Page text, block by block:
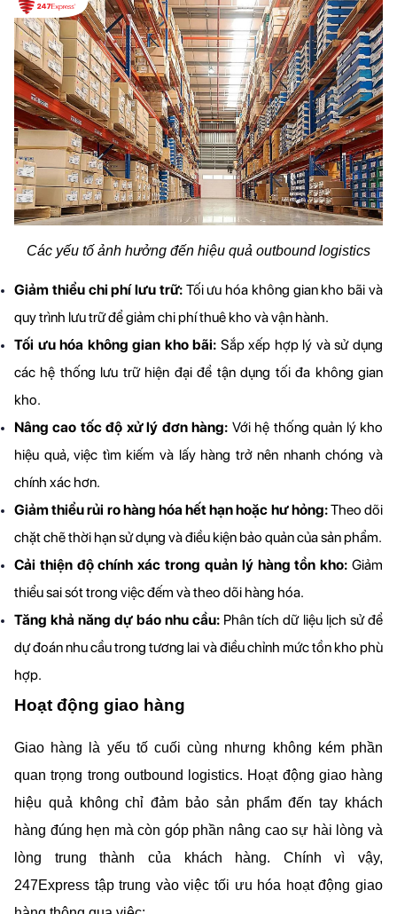
Các yếu tố ảnh hưởng đến hiệu quả outbound logistics
Giảm thiểu chi phí lưu trữ: Tối ưu hóa không gian kho bãi và
quy trình lưu trữ để giảm chi phí thuê kho và vận hành.
Tối ưu hóa không gian kho bãi: Sắp xếp hợp lý và sử dụng
các hệ thống lưu trữ hiện đại để tận dụng tối đa không gian
kho.
Nâng cao tốc độ xử lý đơn hàng: Với hệ thống quản lý kho
hiệu quả, việc tìm kiếm và lấy hàng trở nên nhanh chóng và
chính xác hơn.
Giảm thiểu rủi ro hàng hóa hết hạn hoặc hư hỏng: Theo dõi
chặt chẽ thời hạn sử dụng và điều kiện bảo quản của sản phẩm.
Cải thiện độ chính xác trong quản lý hàng tồn kho: Giảm
thiểu sai sót trong việc đếm và theo dõi hàng hóa.
Tăng khả năng dự báo nhu cầu: Phân tích dữ liệu lịch sử để
dự đoán nhu cầu trong tương lai và điều chỉnh mức tồn kho phù
hợp.
Hoạt động giao hàng
Giao hàng là yếu tố cuối cùng nhưng không kém phần
quan trọng trong outbound logistics. Hoạt động giao hàng
hiệu quả không chỉ đảm bảo sản phẩm đến tay khách
hàng đúng hẹn mà còn góp phần nâng cao sự hài lòng và
lòng trung thành của khách hàng. Chính vì vậy,
247Express tập trung vào việc tối ưu hóa hoạt động giao